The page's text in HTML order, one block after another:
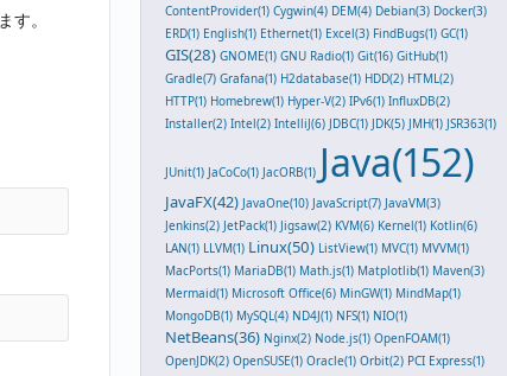
ContentProvider(1) Cygwin(4) DEM(4) Debian(3) Docker(3)
ERD(1) English(1) Ethernet(1) Excel(3) FindBugs(1) GC(1)
GIS(28) GNOME(1) GNU Radio(1) Git(16) GitHub(1)
Gradle(7) Grafana(1) H2database(1) HDD(2) HTML(2)
HTTP(1) Homebrew(1) Hyper-V(2) IPv6(1) InfluxDB(2)
Installer(2) Intel(2) IntelliJ(6) JDBC(1) JDK(5) JMH(1) JSR363(1)
JUnit(1) JaCoCo(1) JacORB(1) Java(152)
JavaFX(42) JavaOne(10) JavaScript(7) JavaVM(3)
Jenkins(2) JetPack(1) Jigsaw(2) KVM(6) Kernel(1) Kotlin(6)
LAN(1) LLVM(1) Linux(50) ListView(1) MVC(1) MVVM(1)
MacPorts(1) MariaDB(1) Math.js(1) Matplotlib(1) Maven(3)
Mermaid(1) Microsoft Office(6) MinGW(1) MindMap(1)
MongoDB(1) MySQL(4) ND4J(1) NFS(1) NIO(1)
NetBeans(36) Nginx(2) Node.js(1) OpenFOAM(1)
OpenJDK(2) OpenSUSE(1) Oracle(1) Orbit(2) PCI Express(1)
。